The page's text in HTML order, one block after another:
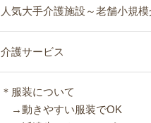
人気大手介護施設～老舗小規模
介護サービス
＊服装について
→動きやすい服装でOK